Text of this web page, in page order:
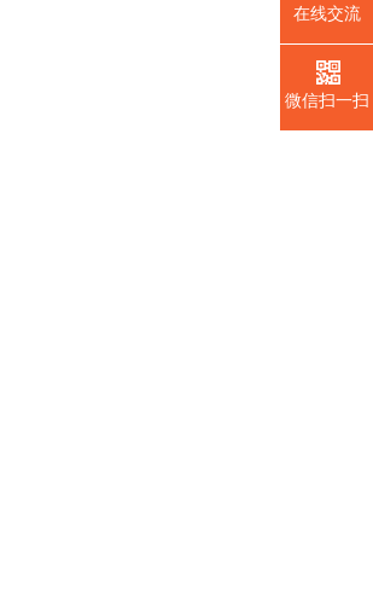
在线交流
微信扫一扫